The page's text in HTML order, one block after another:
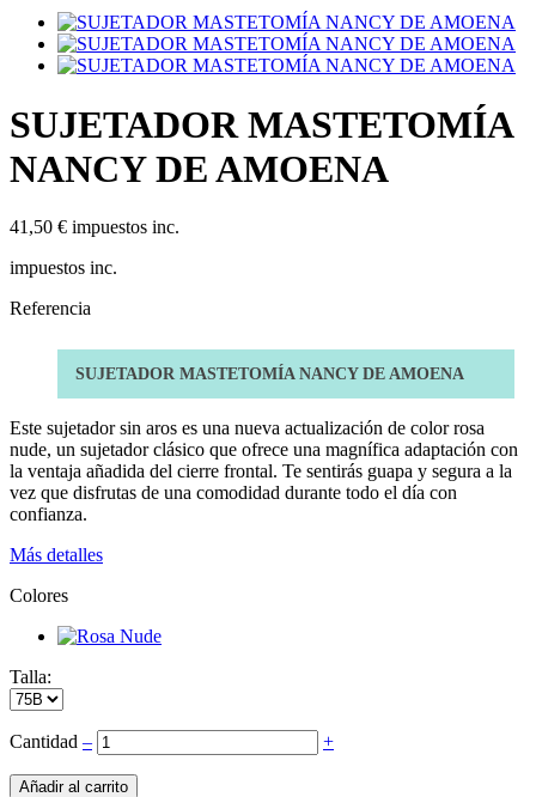
SUJETADOR MASTETOMÍA
NANCY DE AMOENA
41,50 € impuestos inc.
impuestos inc.
Referencia
SUJETADOR MASTETOMÍA NANCY DE AMOENA
Este sujetador sin aros es una nueva actualización de color rosa
nude, un sujetador clásico que ofrece una magnífica adaptación con
la ventaja añadida del cierre frontal. Te sentirás guapa y segura a la
vez que disfrutas de una comodidad durante todo el día con
confianza.
Más detalles
Colores
Talla:
Cantidad ‒ +
Añadir al carrito